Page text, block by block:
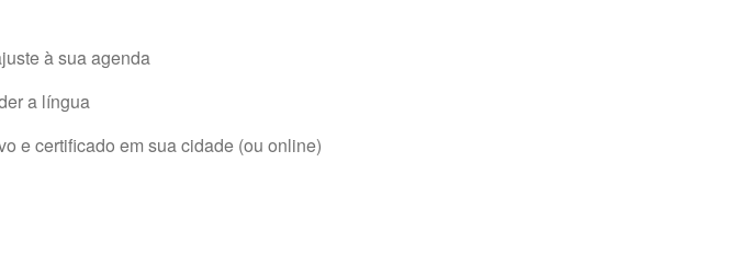
à sua agenda
a língua
e certificado em sua cidade (ou online)